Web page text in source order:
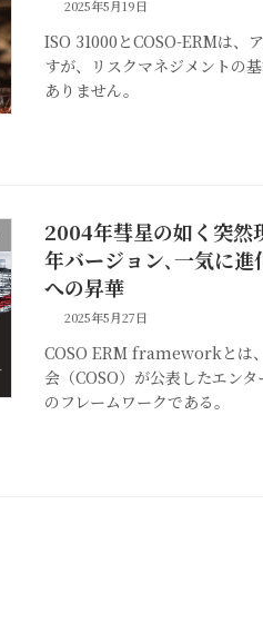
2025年5月19日
ISO 31000とCOSO-ERMは、
すが、リスクマネジメントの
ありません。
2004年彗星の如く突然
年バージョン､一気に
への昇華
2025年5月27日
COSO ERM frameworkとは
会（COSO）が公表したエン
のフレームワークである。